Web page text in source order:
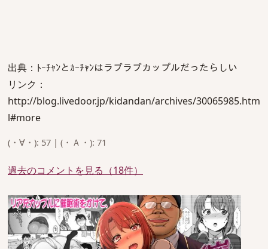
出典：ﾄｰﾁｬﾝとｶｰﾁｬﾝはラブラブカップルだったらしい
リンク：
http://blog.livedoor.jp/kidandan/archives/30065985.htm
l#more
(・∀・): 57 | (・Ａ・): 71
過去のコメントを見る（18件）